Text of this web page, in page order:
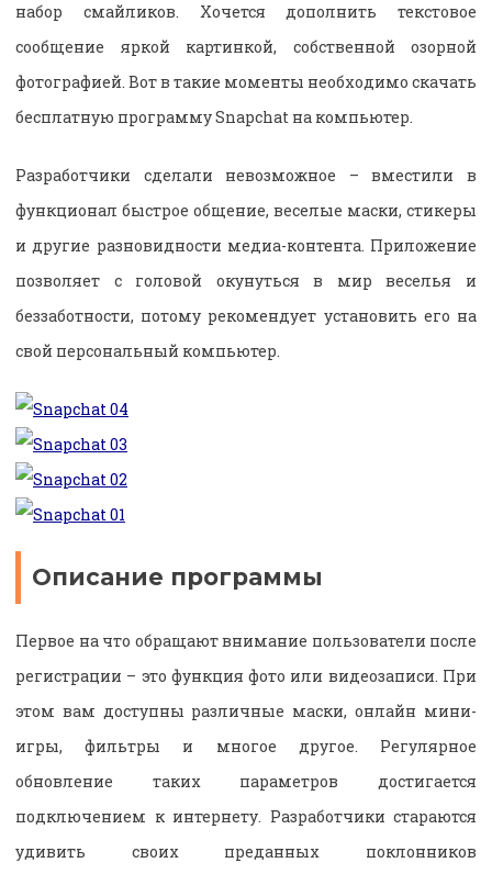
набор смайликов. Хочется дополнить текстовое
сообщение яркой картинкой, собственной озорной
фотографией. Вот в такие моменты необходимо скачать
бесплатную программу Snapchat на компьютер.
Разработчики сделали невозможное – вместили в
функционал быстрое общение, веселые маски, стикеры
и другие разновидности медиа-контента. Приложение
позволяет с головой окунуться в мир веселья и
беззаботности, потому рекомендует установить его на
свой персональный компьютер.
Описание программы
Первое на что обращают внимание пользователи после
регистрации – это функция фото или видеозаписи. При
этом вам доступны различные маски, онлайн мини-
игры, фильтры и многое другое. Регулярное
обновление таких параметров достигается
подключением к интернету. Разработчики стараются
удивить своих преданных поклонников